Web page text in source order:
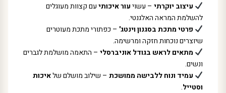
עיצוב יוקרתי– עשויעור איכותיעם קצוות מעוגלים
להשלמת המראה האלגנטי.
פרטי מתכת בסגנון וינטג' – כפתורי מתכת מעוטרים
שיוצרים נוכחות חזקה ומרשימה.
מתאים לראש בגודל אוניברסלי– התאמה מושלמת לגברים
ונשים.
עמיד ונוח ללבישה ממושכת– שילוב מושלם שלאיכות
וסטייל.